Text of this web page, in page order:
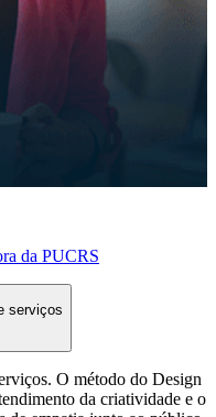
da PUCRS
serviços
O método do Design
da criatividade e o